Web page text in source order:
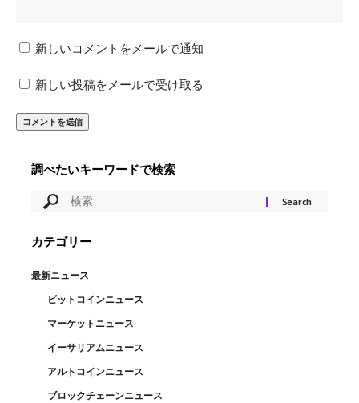
新しいコメントをメールで通知
新しい投稿をメールで受け取る
調べたいキーワードで検索
カテゴリー
最新ニュース
ビットコインニュース
マーケットニュース
イーサリアムニュース
アルトコインニュース
ブロックチェーンニュース